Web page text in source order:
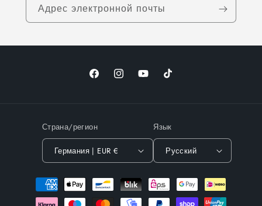
Адрес электронной почты
FacebookInstagramYouTubeTikTok
Страна/регион
Германия | EUR €
Язык
Русский
Способы
оплаты